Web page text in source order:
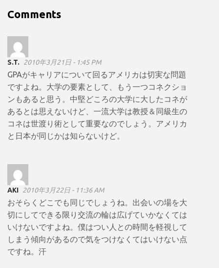
Comments
S.T. 2010年3月21日 - 1:45 PM
GPAがキャリアについて回るアメリカは切実な問題
ですよね。大学の要素として、もう一つコネクショ
ンもあると思う。中堅どころの大学に大したコネが
あるとは思えないけど、一流大学は教授＆同級生の
コネは世渡り術として重要なのでしょう。アメリカ
と日本が同じかは知らないけど。
AKI 2010年3月22日 - 11:36 AM
おそらくどこでも同じでしょうね。出会いの場を大
切にしてできる限り交流の輪は広げていかなくては
いけないですよね。僕はつい人との時間を軽視して
しまう傾向があるので気をつけなくてはいけない点
ですね。汗